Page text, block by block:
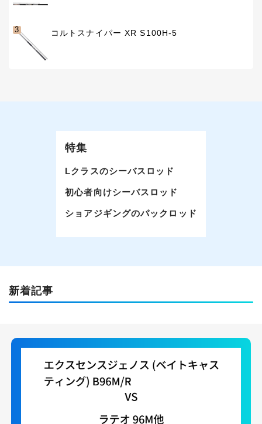
3 コルトスナイパー XR S100H-5
特集
Lクラスのシーバスロッド
初心者向けシーバスロッド
ショアジギングのパックロッド
新着記事